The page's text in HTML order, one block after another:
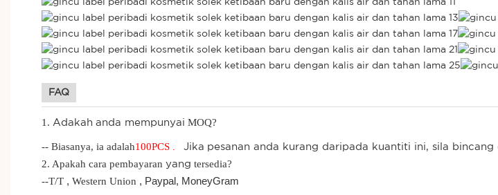
FAQ
1. Adakah anda mempunyai MOQ?
-- Biasanya, ia adalah100PCS Jika pesanan anda kurang daripada kuantiti ini, sila bincang
2. Apakah cara pembayaran yang tersedia?
--T/T , Western Union , Paypal, MoneyGram